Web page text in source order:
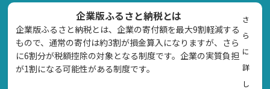
企業版ふるさと納税とは
企業版ふるさと納税とは、企業の寄付額を最大9割軽減する
もので、通常の寄付は約3割が損金算入になりますが、さら
に6割分が税額控除の対象となる制度です。企業の実質負担
が1割になる可能性がある制度です。
さ
ら
に
詳
し